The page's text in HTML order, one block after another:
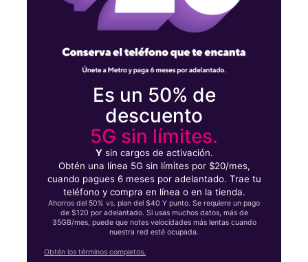
Es un 50% de
descuento
5G sin límites.
Ysin cargos de activación.
Obtén una línea 5G sin límites por $20/mes,
cuando pagues 6 meses por adelantado. Trae tu
teléfono y compra en línea o en la tienda.
Ahorros del 50% vs. plan del $40 Y punto. Se requiere un pago
de $120 por adelantado. Si usas muchos datos, más de
35GB/mes, puede que notes velocidades más lentas cuando
nuestra red esté ocupada.
Obtén los términos completos.